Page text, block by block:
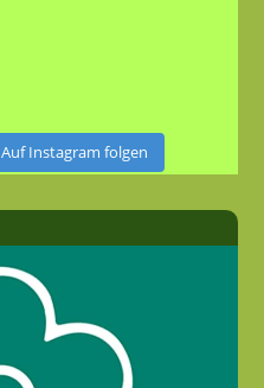
Auf Instagram folgen